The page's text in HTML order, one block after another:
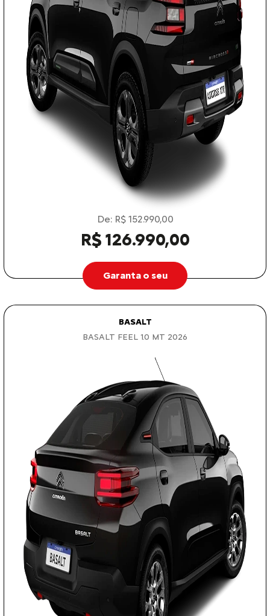
De: R$ 152.990,00
R$ 126.990,00
Garanta o seu
BASALT
BASALT FEEL 1.0 MT 2026